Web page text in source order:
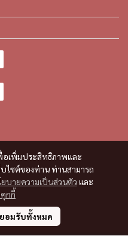
อเพิ่มประสิทธิภาพและ
ไซต์ของท่าน ท่านสามารถ
ยบายความเป็นส่วนตัว และ
กกี้
ยอมรับทั้งหมด